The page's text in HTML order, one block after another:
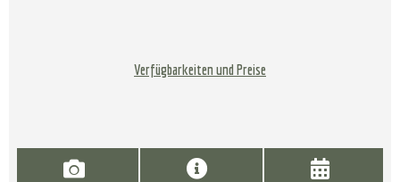
Verfügbarkeiten und Preise